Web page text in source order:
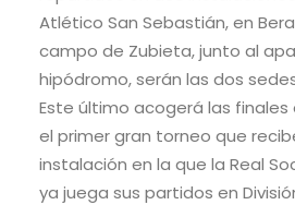
Atlético San Sebastián, en
campo de Zubieta, junto al
hipódromo, serán las dos
Este último acogerá las finales
el primer gran torneo que
instalación en la que la Real
ya juega sus partidos en